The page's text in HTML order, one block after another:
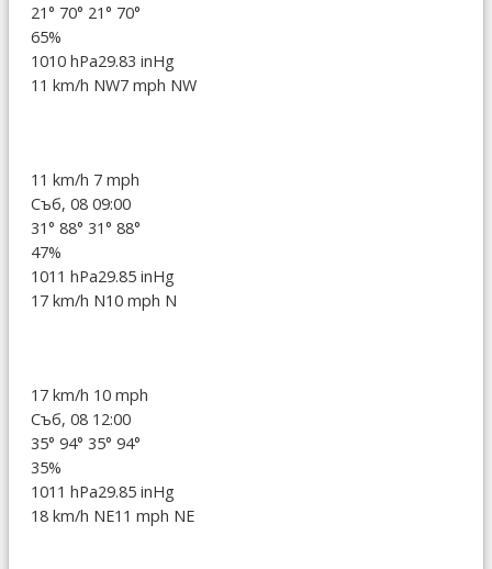
21° 70° 21° 70°
65%
1010 hPa29.83 inHg
11 km/h NW7 mph NW
11 km/h 7 mph
Съб, 08 09:00
31° 88° 31° 88°
47%
1011 hPa29.85 inHg
17 km/h N10 mph N
17 km/h 10 mph
Съб, 08 12:00
35° 94° 35° 94°
35%
1011 hPa29.85 inHg
18 km/h NE11 mph NE